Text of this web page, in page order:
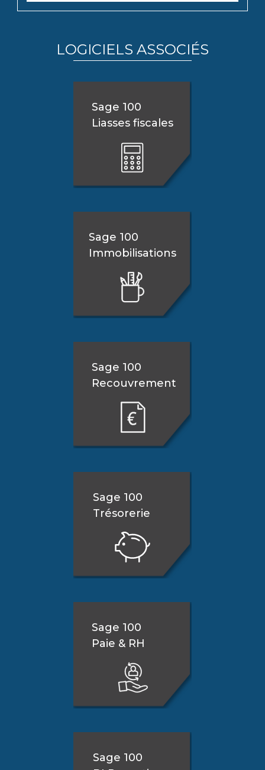
LOGICIELS ASSOCIÉS
Sage 100
Liasses fiscales
Sage 100
Immobilisations
Sage 100
Recouvrement
Sage 100
Trésorerie
Sage 100
Paie & RH
Sage 100